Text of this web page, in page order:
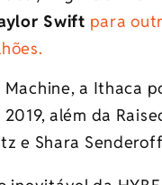
Swift para
a Ithaca
além da
e Shara